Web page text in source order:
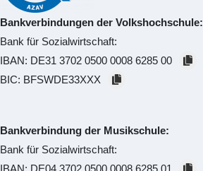
Bankverbindungen der Volkshochschule:
Bank für Sozialwirtschaft:
IBAN: DE31 3702 0500 0008 6285 00
BIC: BFSWDE33XXX
Bankverbindung der Musikschule:
Bank für Sozialwirtschaft:
IBAN: DE04 3702 0500 0008 6285 01